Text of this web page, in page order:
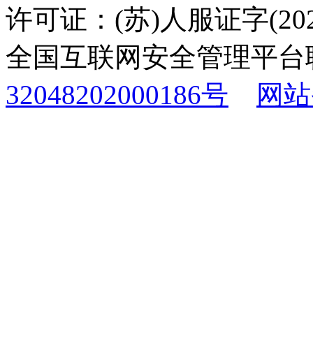
许可证：(苏)人服证字
全国互联网安全管理平
32048202000186号
网